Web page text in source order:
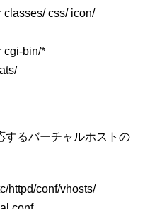
classes/ css/ icon/
cgi-bin/*
するバーチャルホストの
httpd/conf/vhosts/